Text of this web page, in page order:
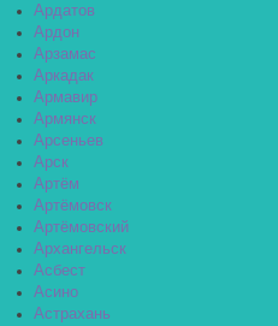
Ардатов
Ардон
Арзамас
Аркадак
Армавир
Армянск
Арсеньев
Арск
Артём
Артёмовск
Артёмовский
Архангельск
Асбест
Асино
Астрахань